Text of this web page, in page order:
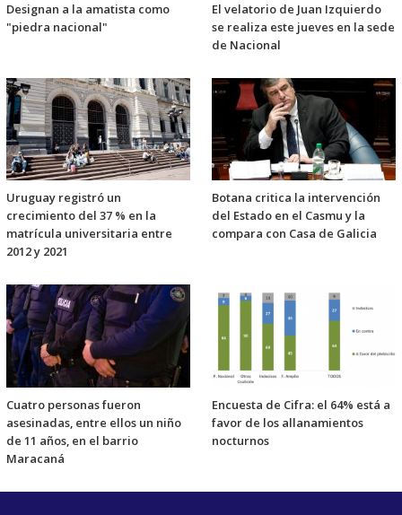
Designan a la amatista como
"piedra nacional"
El velatorio de Juan Izquierdo
se realiza este jueves en la sede
de Nacional
Uruguay registró un
crecimiento del 37 % en la
matrícula universitaria entre
2012 y 2021
Botana critica la intervención
del Estado en el Casmu y la
compara con Casa de Galicia
Cuatro personas fueron
asesinadas, entre ellos un niño
de 11 años, en el barrio
Maracaná
Encuesta de Cifra: el 64% está a
favor de los allanamientos
nocturnos